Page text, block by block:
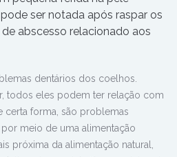
ser notada após raspar os
abscesso relacionado aos
dentários dos coelhos.
todos eles podem ter relação com
certa forma, são problemas
meio de uma alimentação
próxima da alimentação natural,